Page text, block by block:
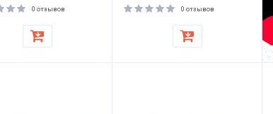
(D) SW-
0 отзывов 0 отзывов